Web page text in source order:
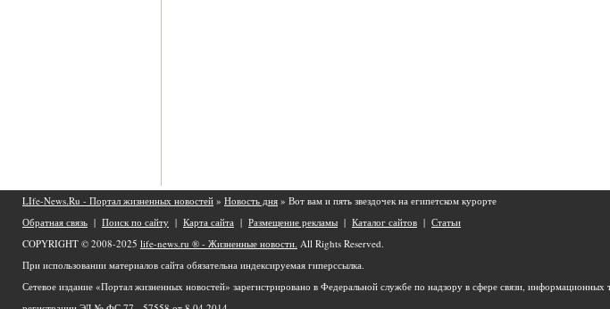
LIfe-News.Ru - Портал жизненных новостей » Новость дня » Вот вам и пять звездочек на египетском курорте
Обратная связь | Поиск по сайту | Карта сайта | Размещение рекламы | Каталог сайтов | Статьи
COPYRIGHT © 2008-2025 life-news.ru ® - Жизненные новости. All Rights Reserved.
При использовании материалов сайта обязательна индексируемая гиперссылка.
Сетевое издание «Портал жизненных новостей» зарегистрировано в Федеральной службе по надзору в сфере связи,